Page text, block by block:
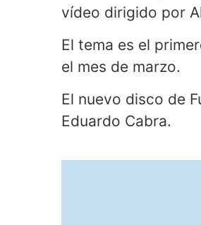
vídeo dirigido por
El tema es el
el mes de marzo.
El nuevo disco de
Eduardo Cabra.